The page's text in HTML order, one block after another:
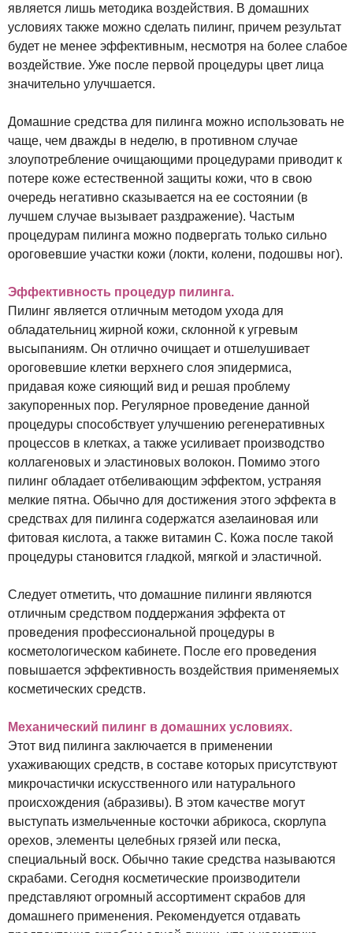
является лишь методика воздействия. В домашних
условиях также можно сделать пилинг, причем результат
будет не менее эффективным, несмотря на более слабое
воздействие. Уже после первой процедуры цвет лица
значительно улучшается.
Домашние средства для пилинга можно использовать не
чаще, чем дважды в неделю, в противном случае
злоупотребление очищающими процедурами приводит к
потере коже естественной защиты кожи, что в свою
очередь негативно сказывается на ее состоянии (в
лучшем случае вызывает раздражение). Частым
процедурам пилинга можно подвергать только сильно
ороговевшие участки кожи (локти, колени, подошвы ног).
Эффективность процедур пилинга.
Пилинг является отличным методом ухода для
обладательниц жирной кожи, склонной к угревым
высыпаниям. Он отлично очищает и отшелушивает
ороговевшие клетки верхнего слоя эпидермиса,
придавая коже сияющий вид и решая проблему
закупоренных пор. Регулярное проведение данной
процедуры способствует улучшению регенеративных
процессов в клетках, а также усиливает производство
коллагеновых и эластиновых волокон. Помимо этого
пилинг обладает отбеливающим эффектом, устраняя
мелкие пятна. Обычно для достижения этого эффекта в
средствах для пилинга содержатся азелаиновая или
фитовая кислота, а также витамин C. Кожа после такой
процедуры становится гладкой, мягкой и эластичной.
Следует отметить, что домашние пилинги являются
отличным средством поддержания эффекта от
проведения профессиональной процедуры в
косметологическом кабинете. После его проведения
повышается эффективность воздействия применяемых
косметических средств.
Механический пилинг в домашних условиях.
Этот вид пилинга заключается в применении
ухаживающих средств, в составе которых присутствуют
микрочастички искусственного или натурального
происхождения (абразивы). В этом качестве могут
выступать измельченные косточки абрикоса, скорлупа
орехов, элементы целебных грязей или песка,
специальный воск. Обычно такие средства называются
скрабами. Сегодня косметические производители
представляют огромный ассортимент скрабов для
домашнего применения. Рекомендуется отдавать